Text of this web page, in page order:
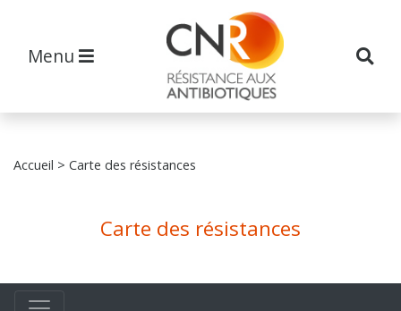
Menu
Accueil > Carte des résistances
Carte des résistances